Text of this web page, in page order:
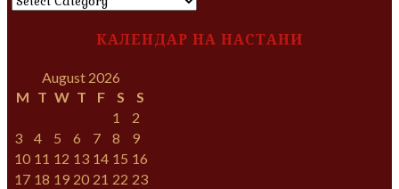
КАЛЕНДАР НА НАСТАНИ
August 2026
M T W T F S
S
1
2
3
4 5 6 7 8
9
10 11 12 13 14 15 16
17 18 19 20 21 22 23